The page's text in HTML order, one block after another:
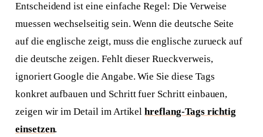
Entscheidend ist eine einfache Regel: Die Verweise
muessen wechselseitig sein. Wenn die deutsche Seite
auf die englische zeigt, muss die englische zurueck auf
die deutsche zeigen. Fehlt dieser Rueckverweis,
ignoriert Google die Angabe. Wie Sie diese Tags
konkret aufbauen und Schritt fuer Schritt einbauen,
zeigen wir im Detail im Artikelhreflang-Tags richtig
einsetzen.